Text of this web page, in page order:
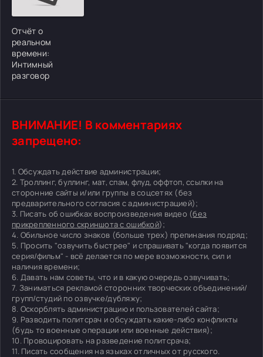
Отчёт о
реальном
времени:
Интимный
разговор
ВНИМАНИЕ! В комментариях
запрещено:
1. Обсуждать действие администрации;
2. Троллинг, буллинг, мат, спам, флуд, оффтоп, ссылки на
сторонние сайты и/или группы в соцсетях (без
предварительного согласия с администрацией);
3. Писать об ошибках воспроизведения видео (без
прикрепленного скриншота с ошибкой);
4. Обильное число знаков (больше трех) препинания подряд;
5. Просить "озвучить быстрее" и спрашивать "когда появится
серия/фильм" - всё делается по мере возможности, сил и
наличия времени;
6. Давать нам советы, что и в какую очередь озвучивать;
7. Заниматься рекламой сторонних творческих объединений/
групп/студий по озвучке/дубляжу;
8. Оскорблять администрацию и пользователей сайта;
9. Разводить политсрач и обсуждать какие-либо конфликты
(будь то военные операции или военные действия);
10. Провоцировать на разведение политсрача;
11. Писать сообщения на языках отличных от русского.